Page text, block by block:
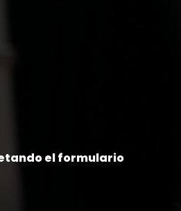
el formulario